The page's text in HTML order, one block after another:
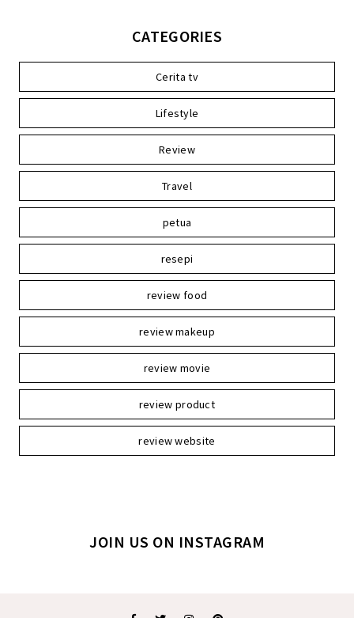
CATEGORIES
Cerita tv
Lifestyle
Review
Travel
petua
resepi
review food
review makeup
review movie
review product
review website
JOIN US ON INSTAGRAM